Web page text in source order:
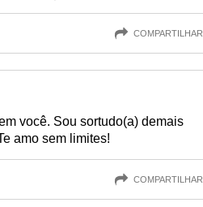
COMPARTILHAR
você. Sou sortudo(a) demais
amo sem limites!
COMPARTILHAR